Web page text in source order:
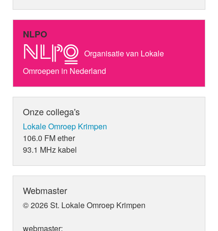
NLPO
Organisatie van Lokale
Omroepen in Nederland
Onze collega's
Lokale Omroep Krimpen
106.0 FM ether
93.1 MHz kabel
Webmaster
© 2026 St. Lokale Omroep Krimpen
webmaster: